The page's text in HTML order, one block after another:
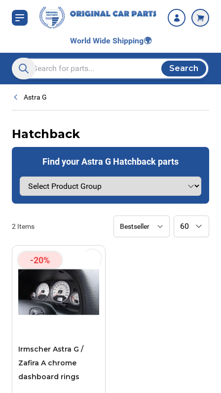
Skip to Content
World Wide Shipping🌍
Search entire store here...
Search
Astra G
Hatchback
Find your Astra G Hatchback parts
2 Items
-20%
Irmscher Astra G /
Zafira A chrome
dashboard rings